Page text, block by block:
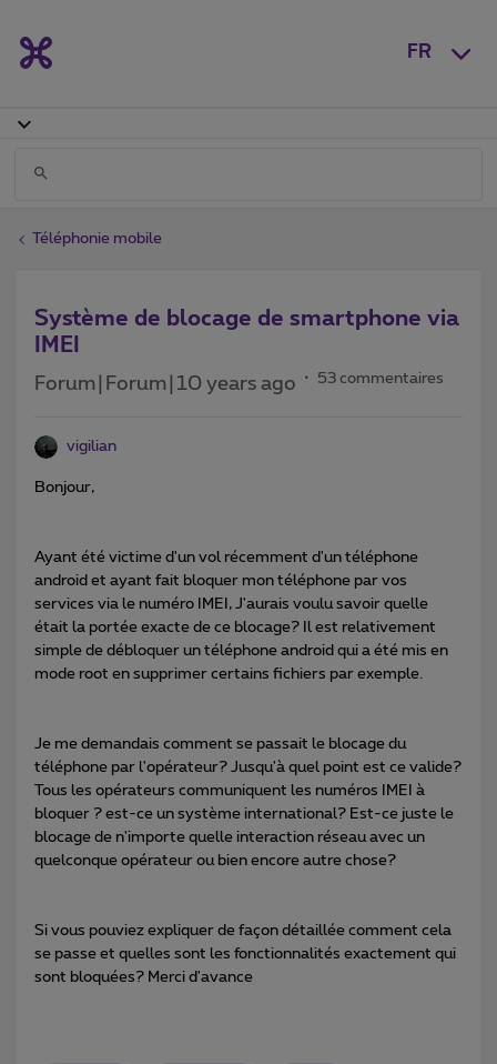
FR
Téléphonie mobile
Système de blocage de smartphone via
IMEI
Forum|Forum|10 years ago 53 commentaires
vigilian
Bonjour,
Ayant été victime d'un vol récemment d'un téléphone
android et ayant fait bloquer mon téléphone par vos
services via le numéro IMEI, J'aurais voulu savoir quelle
était la portée exacte de ce blocage? Il est relativement
simple de débloquer un téléphone android qui a été mis en
mode root en supprimer certains fichiers par exemple.
Je me demandais comment se passait le blocage du
téléphone par l'opérateur? Jusqu'à quel point est ce valide?
Tous les opérateurs communiquent les numéros IMEI à
bloquer ? est-ce un système international? Est-ce juste le
blocage de n'importe quelle interaction réseau avec un
quelconque opérateur ou bien encore autre chose?
Si vous pouviez expliquer de façon détaillée comment cela
se passe et quelles sont les fonctionnalités exactement qui
sont bloquées? Merci d'avance